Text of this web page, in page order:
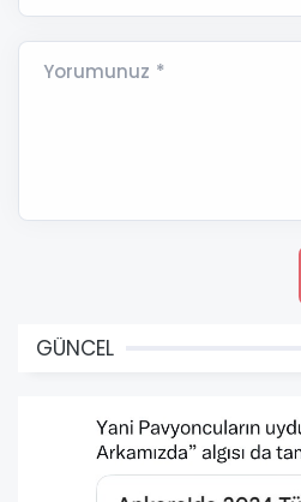
Yorumunuz *
GÜNCEL